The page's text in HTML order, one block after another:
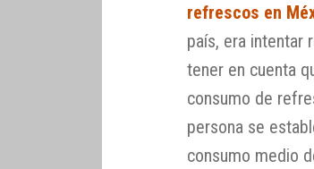
refrescos en
país, era intentar
tener en cuenta
consumo de
persona se
consumo medio